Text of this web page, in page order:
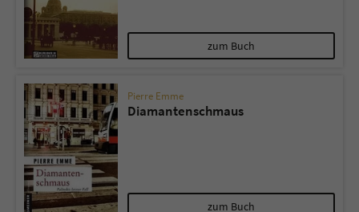
zum Buch
Pierre Emme
Diamantenschmaus
zum Buch
Name
Laufzeit 1 Jahr
Zweck Cookie für Kommentare einzelner Buchtitel
Name fe_typo_user